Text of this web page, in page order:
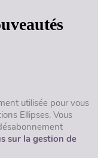
utilisée pour vous
Ellipses. Vous
sur la gestion de